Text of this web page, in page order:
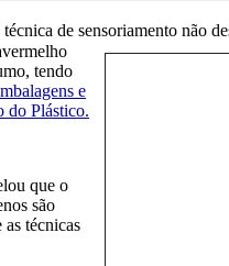
de sensoriamento não
tendo
e
do Plástico.
que o
são
técnicas